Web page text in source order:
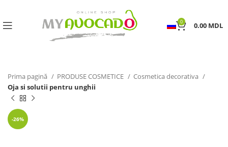
0 0.00 MDL
Prima pagină PRODUSE COSMETICE
Cosmetica decorativa
Oja si solutii pentru unghii
-26%